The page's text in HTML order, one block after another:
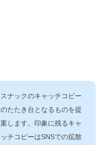
スナックのキャッチコピー
のたたき台となるものを提
案します。印象に残るキャ
ッチコピーはSNSでの拡散